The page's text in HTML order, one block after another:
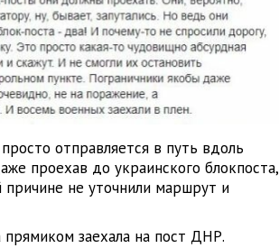
отправляется в путь вдоль
проехав до украинского блокпоста,
причине не уточнили маршрут и
заехала на пост ДНР.